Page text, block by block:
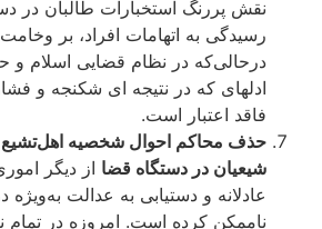
نقش پررنگ استخبارات طالبان در
رسیدگی به اتهامات افراد، بر وخامت
درحالی‌که در نظام قضایی اسلام و
ادله­ای که در نتیجه ­ای شکنجه و فشار
فاقد اعتبار است.
حذف محاکم احوال شخصیه اهل‌تشیع و
شیعیان در دستگاه قضا از دیگر اموری
عادلانه و دستیابی به عدالت به‌ویژه در
ناممکن کرده است. امروزه در تمام